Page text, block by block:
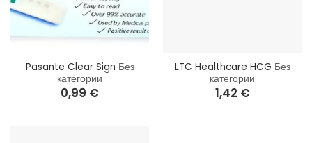
Pasante Clear Sign Без
категории
0,99 €
LTC Healthcare HCG Без
категории
1,42 €